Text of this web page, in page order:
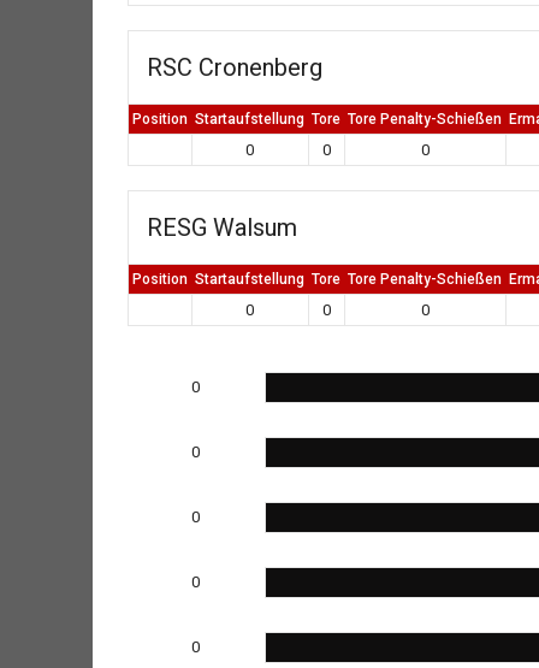
RSC Cronenberg
Position Startaufstellung Tore Tore Penalty-Schießen
0 0 0
RESG Walsum
Position Startaufstellung Tore Tore Penalty-Schießen
0 0 0
0
0
0
0
0